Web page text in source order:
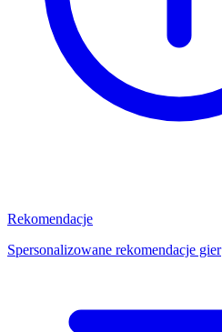
Rekomendacje
Spersonalizowane rekomendacje gier